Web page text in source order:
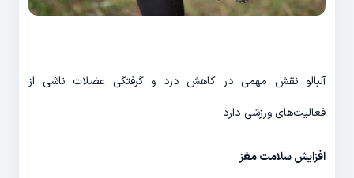
آلبالو نقش مهمی در کاهش درد و گرفتگی عضلات ناشی از
فعالیت‌های ورزشی دارد
افزایش سلامت مغز